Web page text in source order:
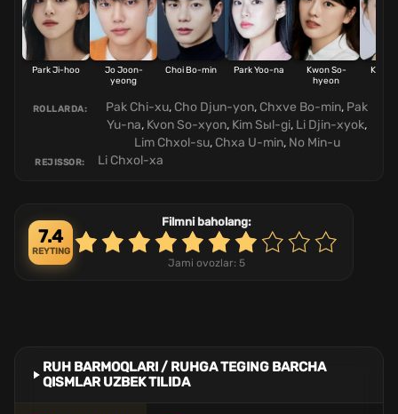
Park Ji-hoo
Jo Joon-
yeong
Choi Bo-min Park Yoo-na
Kwon So-
hyeon
Kim
ROLLARDA: Pak Chi-xu, Cho Djun-yon, Chxve Bo-min, Pak
Yu-na, Kvon So-xyon, Kim Sыl-gi, Li Djin-xyok,
Lim Chxol-su, Chxa U-min, No Min-u
REJISSOR: Li Chxol-xa
7.4
REYTING
Filmni baholang:
Jami ovozlar: 5
RUH BARMOQLARI / RUHGA TEGING BARCHA
QISMLAR UZBEK TILIDA